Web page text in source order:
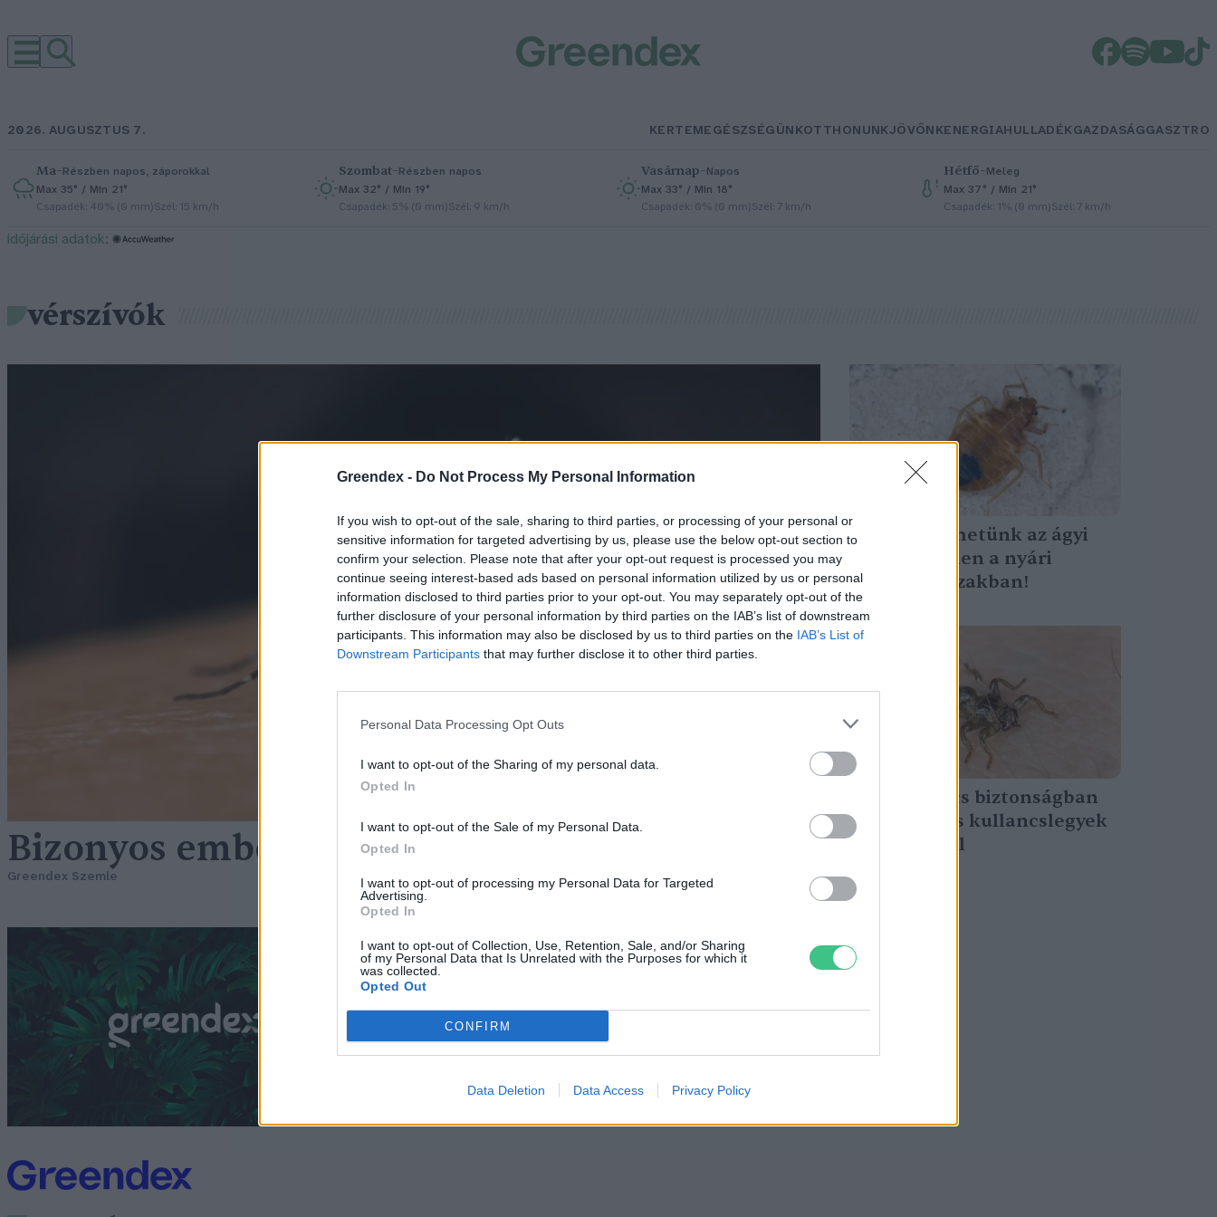
Greendex - Do Not Process My Personal Information
If you wish to opt-out of the sale, sharing to third parties, or processing of your personal or
sensitive information for targeted advertising by us, please use the below opt-out section to
confirm your selection. Please note that after your opt-out request is processed you may
continue seeing interest-based ads based on personal information utilized by us or personal
information disclosed to third parties prior to your opt-out. You may separately opt-out of the
further disclosure of your personal information by third parties on the IAB’s list of downstream
participants. This information may also be disclosed by us to third parties on the IAB’s List of
Downstream Participants that may further disclose it to other third parties.
Personal Data Processing Opt Outs
I want to opt-out of the Sharing of my personal data.
Opted In
I want to opt-out of the Sale of my Personal Data.
Opted In
I want to opt-out of processing my Personal Data for Targeted
Advertising.
Opted In
I want to opt-out of Collection, Use, Retention, Sale, and/or Sharing
of my Personal Data that Is Unrelated with the Purposes for which it
was collected.
Opted Out
CONFIRM
Data Deletion Data Access Privacy Policy
2026. AUGUSZTUS 7. KERTEMEGÉSZSÉGÜNKOTTHONUNKJÖVŐNKENERGIAHULLADÉKGAZDASÁGGASZTRO
Ma–Részben napos, záporokkal
Max 35° / Min 21°
Csapadék: 40% (0 mm)Szél: 15 km/h
Szombat–Részben napos
Max 32° / Min 19°
Csapadék: 5% (0 mm)Szél: 9 km/h
Vasárnap–Napos
Max 33° / Min 18°
Csapadék: 0% (0 mm)Szél: 7 km/h
Hétfő–Meleg
Max 37° / Min 21°
Csapadék: 1% (0 mm)Szél: 7 km/h
időjárási adatok:
vérszívók
Bizonyos emberek miért szúnyogmágnesek?
Greendex Szemle
Így védekezhetünk az ágyi
poloskák ellen a nyári
utazási időszakban!
Greendex Szemle
Hazánk sincs biztonságban
az erőszakos kullancslegyek
támadásától
Kullancsveszély!
Bódi Ábel